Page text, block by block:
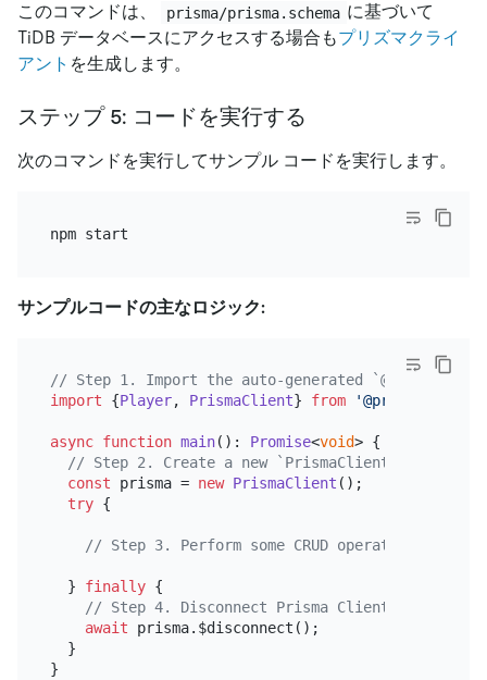
このコマンドは、 prisma/prisma.schema に基づいて
TiDB データベースにアクセスする場合もプリズマクライ
アント を生成します。
ステップ 5: コードを実行する
次のコマンドを実行してサンプル コードを実行します。
サンプルコードの主なロジック:
// Step 1. Import the auto-generated `@prisma/
import {Player, PrismaClient} from '@prisma/
async function main( ): Promise<void> {
// Step 2. Create a new `PrismaClient` instance.
const prisma = new PrismaClient ();
try {
// Step 3. Perform some CRUD operations
  }
finally {
// Step 4. Disconnect Prisma Client.
await prisma.$disconnect();
  }
}